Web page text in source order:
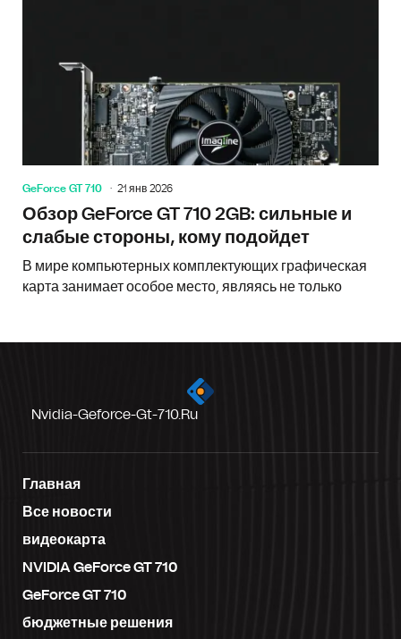
GeForce GT 710 21 янв 2026
Обзор GeForce GT 710 2GB: сильные и
слабые стороны, кому подойдет
В мире компьютерных комплектующих графическая
карта занимает особое место, являясь не только
Nvidia-Geforce-Gt-710.ru
Главная
Все новости
видеокарта
NVIDIA GeForce GT 710
GeForce GT 710
бюджетные решения